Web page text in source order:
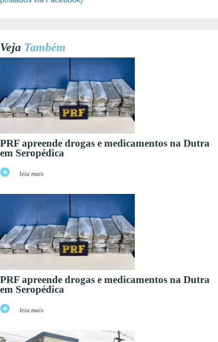
Veja Também
PRF apreende drogas e medicamentos na Dutra
em Seropédica
leia mais
PRF apreende drogas e medicamentos na Dutra
em Seropédica
leia mais